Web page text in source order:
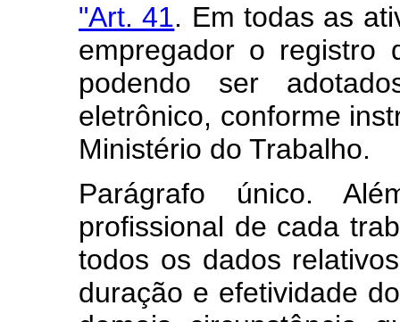
"Art. 41. Em todas as
empregador o registro
podendo ser
eletrônico, conforme
Ministério do Trabalho.
Parágrafo único.
profissional de cada
todos os dados
duração e efetividade